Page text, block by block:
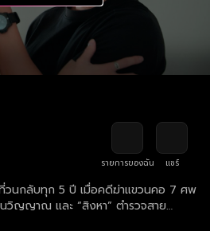
รายการของฉัน
แชร์
วนกลับทุก 5 ปี เมื่อคดีฆ่าแขวนคอ 7 ศพ
วิญญาณ และ “สิงหา” ตำรวจสาย
ศรัทธาจะกลายเป็นอาวุธสังหารที่น่า